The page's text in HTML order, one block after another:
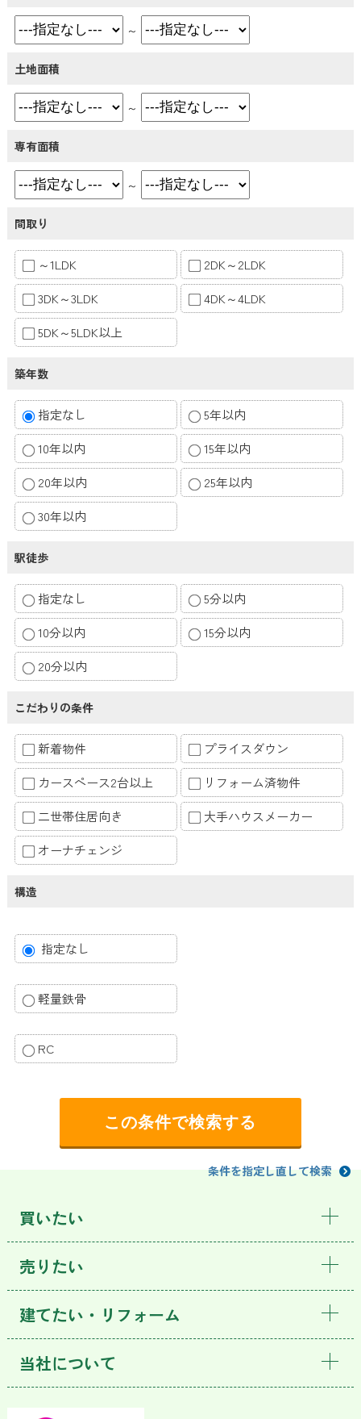
～
土地面積
～
専有面積
～
間取り
～1LDK
2DK～2LDK
3DK～3LDK
4DK～4LDK
5DK～5LDK以上
築年数
指定なし
5年以内
10年以内
15年以内
20年以内
25年以内
30年以内
駅徒歩
指定なし
5分以内
10分以内
15分以内
20分以内
こだわりの条件
新着物件
プライスダウン
カースペース2台以上
リフォーム済物件
二世帯住居向き
大手ハウスメーカー
オーナチェンジ
構造
指定なし
軽量鉄骨
RC
条件を指定し直して検索
買いたい
売りたい
建てたい・リフォーム
当社について